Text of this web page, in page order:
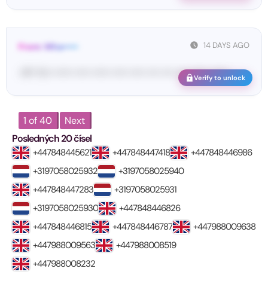
14 DAYS AGO
From: Wha•••••
<#• Yo•• •••••• ••••• •••••• ••••• ••••• •••• •••• •••• •••••• ••••••
Verify to unlock
1 of 40
Next
Posledných 20 čísel
+447848445621 +447848447418
+447848446986
+3197058025932
+3197058025940
+447848447283
+3197058025931
+3197058025930
+447848446826
+447848446815
+447848446787
+447988009638
+447988009563
+447988008519
+447988008232